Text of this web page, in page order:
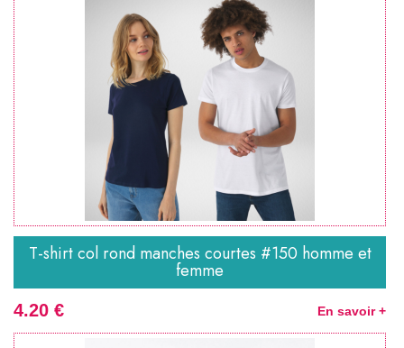
T-shirt col rond manches courtes #150 homme et
femme
4.20 € En savoir +